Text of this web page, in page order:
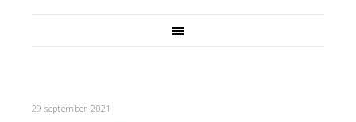
29 september 2021